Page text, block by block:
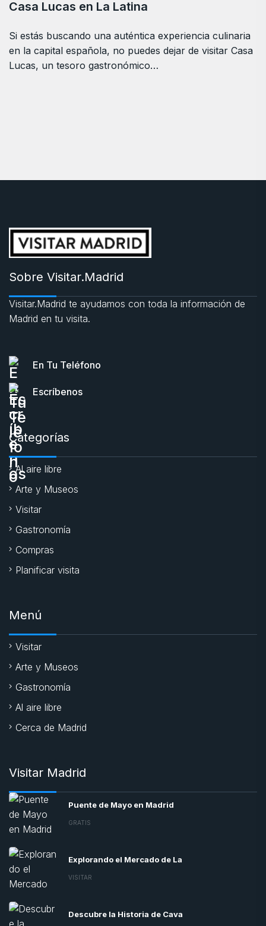
Casa Lucas en La Latina
Si estás buscando una auténtica experiencia culinaria
en la capital española, no puedes dejar de visitar Casa
Lucas, un tesoro gastronómico…
Sobre Visitar.Madrid
Visitar.Madrid te ayudamos con toda la información de
Madrid en tu visita.
En Tu Teléfono
Escríbenos
Categorías
Al aire libre
Arte y Museos
Visitar
Gastronomía
Compras
Planificar visita
Menú
Visitar
Arte y Museos
Gastronomía
Al aire libre
Cerca de Madrid
Visitar Madrid
Puente de Mayo en Madrid
GRATIS
Explorando el Mercado de La
VISITAR
Descubre la Historia de Cava